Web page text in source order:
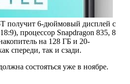
получит 6-дюймовый дисплей с
процессор Snapdragon 835, 8
на 128 ГБ и 20-
спереди, так и сзади.
состояться уже в ноябре.